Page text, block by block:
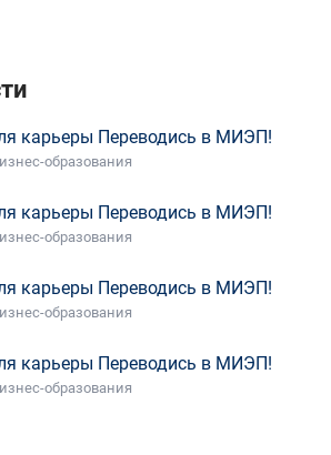
карьеры Переводись в МИЭП!
образования
карьеры Переводись в МИЭП!
образования
карьеры Переводись в МИЭП!
образования
карьеры Переводись в МИЭП!
образования